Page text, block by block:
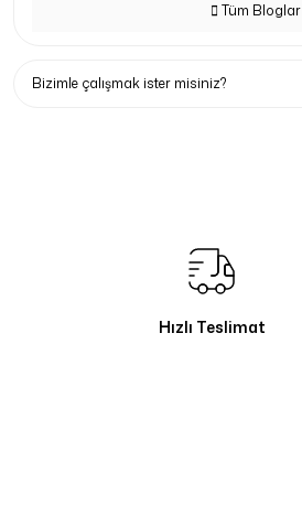
Tüm Bloglar
Bizimle çalışmak ister misiniz?
Hızlı Teslimat